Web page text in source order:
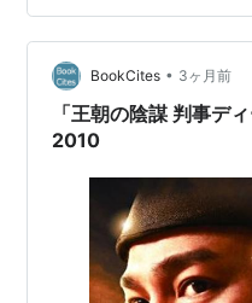
ている者が忘れてしまう
し監督のチャン・イーモ
ということは重要でない
は、三人の愛、その愛
BookCites • 3ヶ月前
「王朝の陰謀 判事デ
2010